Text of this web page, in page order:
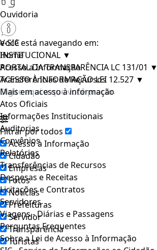
Ouvidoria
e-SIC
INSTITUCIONAL ▼
PORTAL DA TRANSPARÊNCIA LC 131/01 ▼
ACESSO À INFORMAÇÃO LEI 12.527 ▼
Filtrar por todos
Acesso à Informação
Cidadão
Empresas
Fotos
Notícias
Prefeituras
Servidor
Transparência
Turistas
Você está navegando em:
Home
Acesso a Informação
Transferências de Recursos
Mais em acesso à informação
Atos Oficiais
Informações Institucionais
Auditorias
Convênios
Relatórios
Transferências de Recursos
Despesas e Receitas
Licitações e Contratos
Servidores
Viagens - Diárias e Passagens
Perguntas Frequentes
Sobre a Lei de Acesso à Informação